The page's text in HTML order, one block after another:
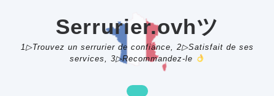
Serrurier.ovhツ
1▷Trouvez un serrurier de confiance, 2▷Satisfait de ses
services, 3▷Recommandez-le